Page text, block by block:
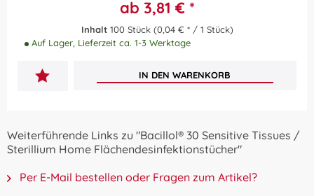
ab 3,81 € *
Inhalt 100 Stück (0,04 € * / 1 Stück)
Auf Lager, Lieferzeit ca. 1-3 Werktage
IN DEN WARENKORB
Weiterführende Links zu "Bacillol® 30 Sensitive Tissues /
Sterillium Home Flächendesinfektionstücher"
Per E-Mail bestellen oder Fragen zum Artikel?